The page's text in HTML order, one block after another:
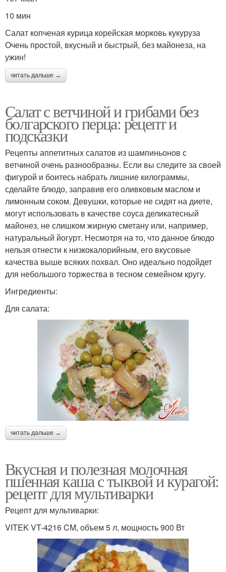
10 мин
Салат копченая курица корейская морковь кукуруза
Очень простой, вкусный и быстрый, без майонеза, на
ужин!
читать дальше →
Салат с ветчиной и грибами без
болгарского перца: рецепт и
подсказки
Рецепты аппетитных салатов из шампиньонов с
ветчиной очень разнообразны. Если вы следите за своей
фигурой и боитесь набрать лишние килограммы,
сделайте блюдо, заправив его оливковым маслом и
лимонным соком. Девушки, которые не сидят на диете,
могут использовать в качестве соуса деликатесный
майонез, не слишком жирную сметану или, например,
натуральный йогурт. Несмотря на то, что данное блюдо
нельзя отнести к низкокалорийным, его вкусовые
качества выше всяких похвал. Оно идеально подойдет
для небольшого торжества в тесном семейном кругу.
Ингредиенты:
Для салата:
читать дальше →
Вкусная и полезная молочная
пшенная каша с тыквой и курагой:
рецепт для мультиварки
Рецепт для мультиварки:
VITEK VT-4216 CM, объем 5 л, мощность 900 Вт